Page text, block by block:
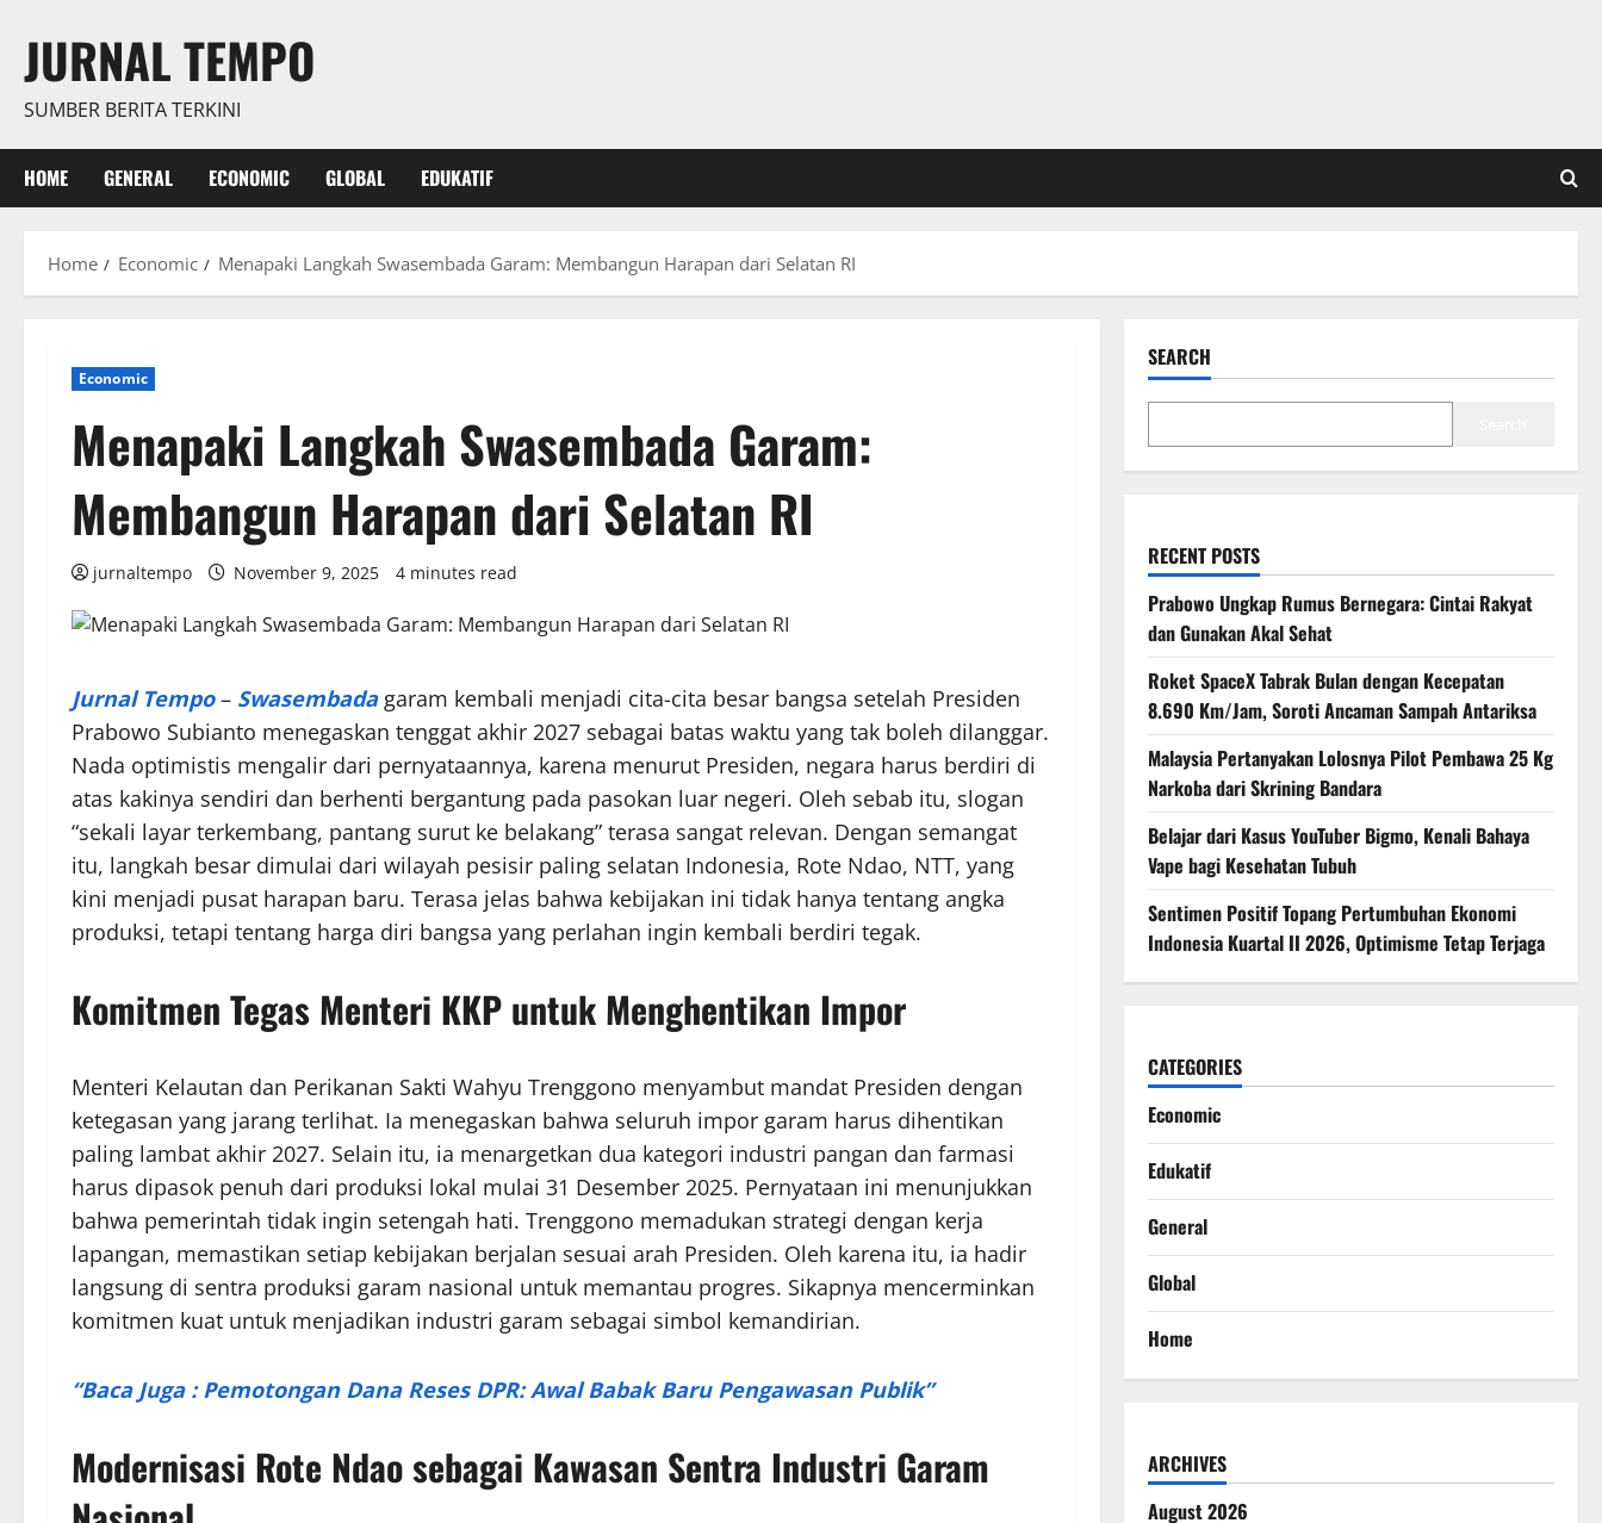
content
JURNAL TEMPO
SUMBER BERITA TERKINI
HOME GENERAL ECONOMIC GLOBAL EDUKATIF
Home Economic Menapaki Langkah Swasembada Garam: Membangun Harapan dari Selatan RI
Economic
Menapaki Langkah Swasembada Garam:
Membangun Harapan dari Selatan RI
jurnaltempo November 9, 2025 4 minutes read
Jurnal Tempo– Swasembadagaram kembali menjadi cita-cita besar bangsa setelah Presiden
Prabowo Subianto menegaskan tenggat akhir 2027 sebagai batas waktu yang tak boleh dilanggar.
Nada optimistis mengalir dari pernyataannya, karena menurut Presiden, negara harus berdiri di
atas kakinya sendiri dan berhenti bergantung pada pasokan luar negeri. Oleh sebab itu, slogan
“sekali layar terkembang, pantang surut ke belakang” terasa sangat relevan. Dengan semangat
itu, langkah besar dimulai dari wilayah pesisir paling selatan Indonesia, Rote Ndao, NTT, yang
kini menjadi pusat harapan baru. Terasa jelas bahwa kebijakan ini tidak hanya tentang angka
produksi, tetapi tentang harga diri bangsa yang perlahan ingin kembali berdiri tegak.
Komitmen Tegas Menteri KKP untuk Menghentikan Impor
Menteri Kelautan dan Perikanan Sakti Wahyu Trenggono menyambut mandat Presiden dengan
ketegasan yang jarang terlihat. Ia menegaskan bahwa seluruh impor garam harus dihentikan
paling lambat akhir 2027. Selain itu, ia menargetkan dua kategori industri pangan dan farmasi
harus dipasok penuh dari produksi lokal mulai 31 Desember 2025. Pernyataan ini menunjukkan
bahwa pemerintah tidak ingin setengah hati. Trenggono memadukan strategi dengan kerja
lapangan, memastikan setiap kebijakan berjalan sesuai arah Presiden. Oleh karena itu, ia hadir
langsung di sentra produksi garam nasional untuk memantau progres. Sikapnya mencerminkan
komitmen kuat untuk menjadikan industri garam sebagai simbol kemandirian.
“Baca Juga : Pemotongan Dana Reses DPR: Awal Babak Baru Pengawasan Publik”
Modernisasi Rote Ndao sebagai Kawasan Sentra Industri Garam
SEARCH
RECENT POSTS
Prabowo Ungkap Rumus Bernegara: Cintai Rakyat
dan Gunakan Akal Sehat
Roket SpaceX Tabrak Bulan dengan Kecepatan
8.690 Km/Jam, Soroti Ancaman Sampah Antariksa
Malaysia Pertanyakan Lolosnya Pilot Pembawa 25 Kg
Narkoba dari Skrining Bandara
Belajar dari Kasus YouTuber Bigmo, Kenali Bahaya
Vape bagi Kesehatan Tubuh
Sentimen Positif Topang Pertumbuhan Ekonomi
Indonesia Kuartal II 2026, Optimisme Tetap Terjaga
CATEGORIES
Economic
Edukatif
General
Global
Home
ARCHIVES
August 2026